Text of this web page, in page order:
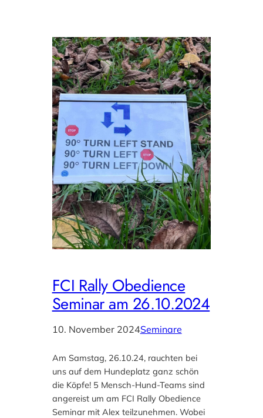
FCI Rally Obedience
Seminar am 26.10.2024
10. November 2024Seminare
Am Samstag, 26.10.24, rauchten bei
uns auf dem Hundeplatz ganz schön
die Köpfe! 5 Mensch-Hund-Teams sind
angereist um am FCI Rally Obedience
Seminar mit Alex teilzunehmen. Wobei